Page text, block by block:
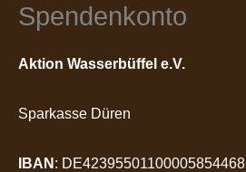
Spendenkonto
Aktion Wasserbüffel e.V.
Sparkasse Düren
IBAN : DE42395501100005854468